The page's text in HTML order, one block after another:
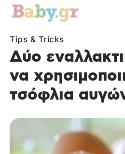
Tips & Tricks
Δύο
να
τσόφλια